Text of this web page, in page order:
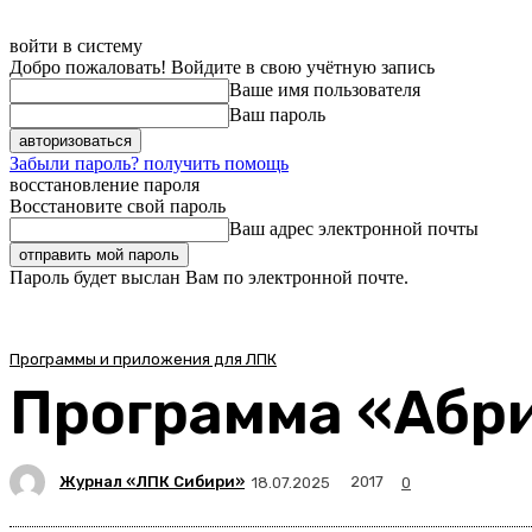
войти в систему
Добро пожаловать! Войдите в свою учётную запись
Ваше имя пользователя
Ваш пароль
Забыли пароль? получить помощь
восстановление пароля
Восстановите свой пароль
Ваш адрес электронной почты
Пароль будет выслан Вам по электронной почте.
Программы и приложения для ЛПК
Программа
Журнал «ЛПК Сибири» 18.07.2025 2017 0